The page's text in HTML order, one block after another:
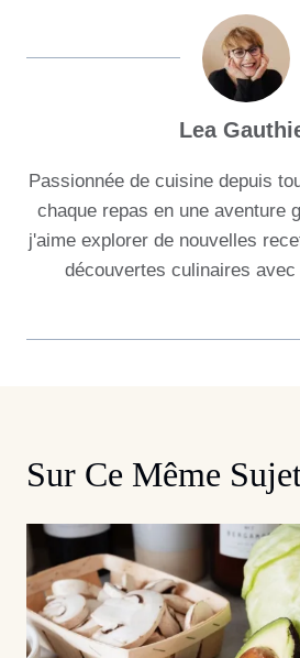
Lea
Passionnée de cuisine depuis
chaque repas en une aventure
j'aime explorer de nouvelles
découvertes culinaires avec
Sur Ce Même